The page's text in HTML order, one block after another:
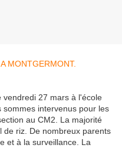
vendredi 27 mars à l'école
intervenus pour les
au CM2. La majorité
de riz. De nombreux parents
et à la surveillance. La